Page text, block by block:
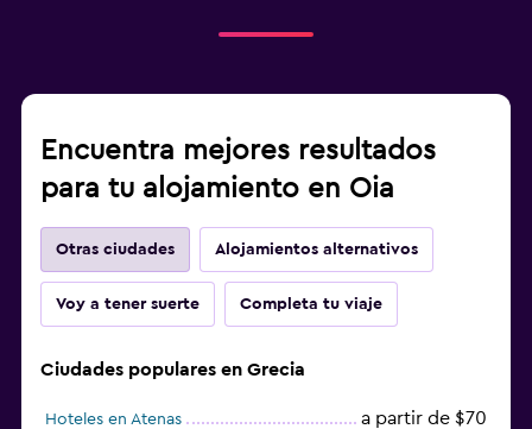
Encuentra mejores resultados
para tu alojamiento en Oia
Otras ciudades Alojamientos alternativos
Voy a tener suerte Completa tu viaje
Ciudades populares en Grecia
Hoteles en Atenas a partir de $70